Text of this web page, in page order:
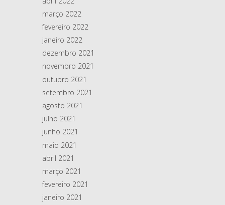
março 2022
fevereiro 2022
janeiro 2022
dezembro 2021
novembro 2021
outubro 2021
setembro 2021
agosto 2021
julho 2021
junho 2021
maio 2021
abril 2021
março 2021
fevereiro 2021
janeiro 2021